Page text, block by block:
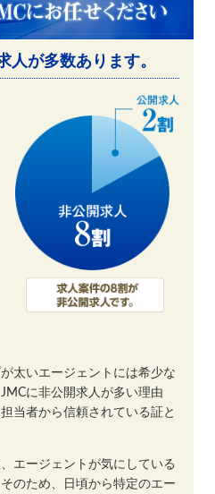
人が多数あります。
太いエージェントには希少な
に非公開求人が多い理由
当者から信頼されている証と
エージェントが気にしている
のため、日頃から特定のエー